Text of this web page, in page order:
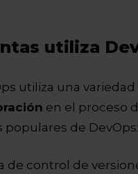
utiliza
utiliza una
en el proceso
de DevOps:
de control de